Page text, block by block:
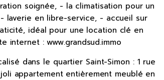
soignée, - la climatisation pour un
laverie en libre-service, - accueil sur
idéal pour une location clé en
internet : www.grandsud.immo
dans le quartier Saint-Simon : 1 rue
appartement entièrement meublé en